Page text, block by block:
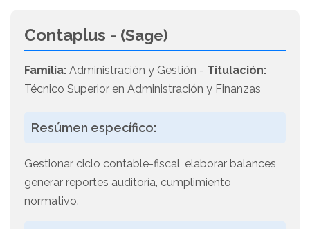
Contaplus - (Sage)
Familia: Administración y Gestión - Titulación:
Técnico Superior en Administración y Finanzas
Resúmen específico:
Gestionar ciclo contable-fiscal, elaborar balances,
generar reportes auditoría, cumplimiento
normativo.